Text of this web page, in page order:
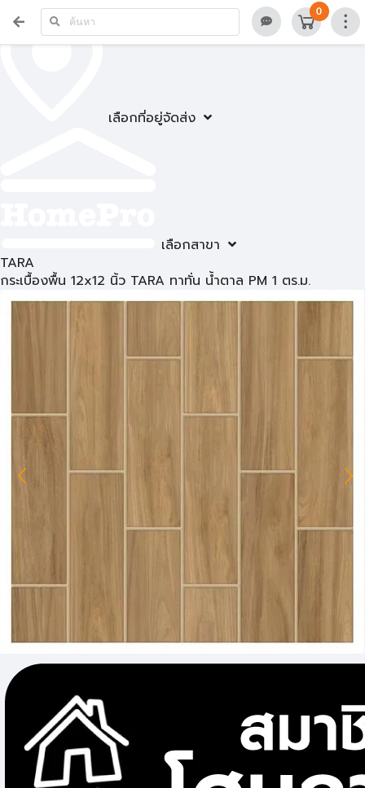
เลือกที่อยู่จัดส่ง
เลือกสาขา
0
TARA
กระเบื้องพื้น 12x12 นิ้ว TARA ทาทั่น น้ำตาล PM 1 ตร.ม.